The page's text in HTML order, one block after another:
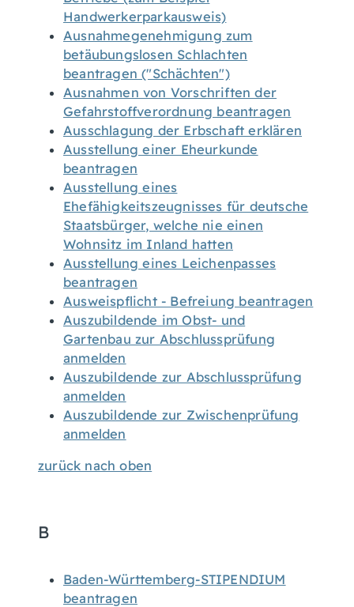
Handwerkerparkausweis)
Ausnahmegenehmigung zum
betäubungslosen Schlachten
beantragen ("Schächten")
Ausnahmen von Vorschriften der
Gefahrstoffverordnung beantragen
Ausschlagung der Erbschaft erklären
Ausstellung einer Eheurkunde
beantragen
Ausstellung eines
Ehefähigkeitszeugnisses für deutsche
Staatsbürger, welche nie einen
Wohnsitz im Inland hatten
Ausstellung eines Leichenpasses
beantragen
Ausweispflicht - Befreiung beantragen
Auszubildende im Obst- und
Gartenbau zur Abschlussprüfung
anmelden
Auszubildende zur Abschlussprüfung
anmelden
Auszubildende zur Zwischenprüfung
anmelden
zurück nach oben
B
Baden-Württemberg-STIPENDIUM
beantragen